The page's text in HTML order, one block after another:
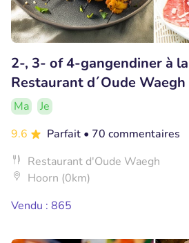
2-, 3- of 4-gangendiner à
Restaurant d´Oude Waegh
Ma
Je
9.6
Parfait • 70 commentaires
Restaurant d'Oude Waegh
Hoorn (0km)
Vendu : 865